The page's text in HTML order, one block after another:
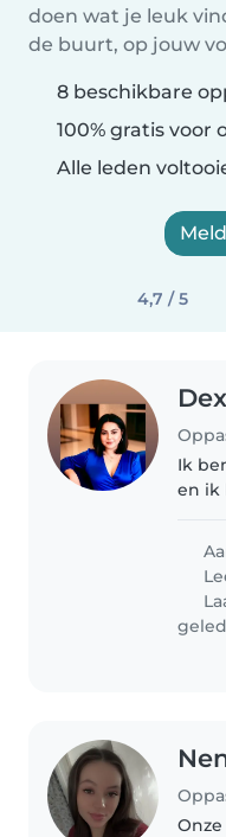
doen wat je leuk
de buurt, op jouw
8 beschikbare
100% gratis voor
Alle leden
4,7 / 5
Ik
en ik
met
van